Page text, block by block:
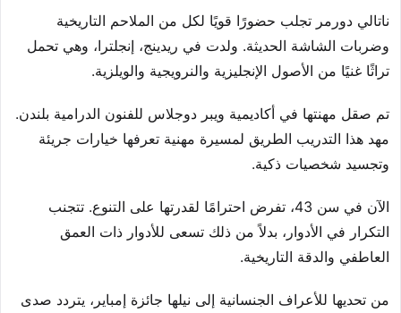
ناتالي دورمر تجلب حضورًا قويًا لكل من الملاحم التاريخية
وضربات الشاشة الحديثة. ولدت في ريدينج، إنجلترا، وهي تحمل
تراثًا غنيًا من الأصول الإنجليزية والنرويجية والويلزية.
تم صقل مهنتها في أكاديمية ويبر دوجلاس للفنون الدرامية بلندن.
مهد هذا التدريب الطريق لمسيرة مهنية تعرفها خيارات جريئة
وتجسيد شخصيات ذكية.
الآن في سن 43، تفرض احترامًا لقدرتها على التنوع. تتجنب
التكرار في الأدوار، بدلاً من ذلك تسعى للأدوار ذات العمق
العاطفي والدقة التاريخية.
من تحديها للأعراف الجنسانية إلى نيلها جائزة إمباير، يتردد صدى